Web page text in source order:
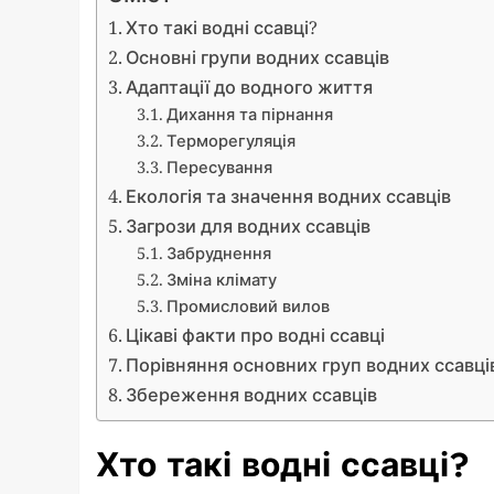
Хто такі водні ссавці?
Основні групи водних ссавців
Адаптації до водного життя
Дихання та пірнання
Терморегуляція
Пересування
Екологія та значення водних ссавців
Загрози для водних ссавців
Забруднення
Зміна клімату
Промисловий вилов
Цікаві факти про водні ссавці
Порівняння основних груп водних
Збереження водних ссавців
Хто такі водні ссавці?